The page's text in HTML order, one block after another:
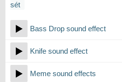
sét
Bass Drop sound effect
Knife sound effect
Meme sound effects